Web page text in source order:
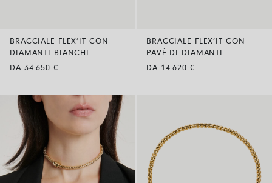
BRACCIALE FLEX’IT CON
DIAMANTI BIANCHI
DA 34.650 €
BRACCIALE FLEX’IT CON
PAVÉ DI DIAMANTI
DA 14.620 €